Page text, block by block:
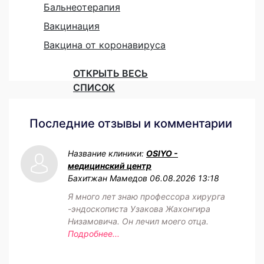
Бальнеотерапия
Вакцинация
Вакцина от коронавируса
ОТКРЫТЬ ВЕСЬ
СПИСОК
Последние отзывы и комментарии
Название клиники: OSIYO -
медицинский центр
Бахитжан Мамедов 06.08.2026 13:18
Я много лет знаю профессора хирурга
-эндоскописта Узакова Жахонгира
Низамовича. Он лечил моего отца.
Подробнее...